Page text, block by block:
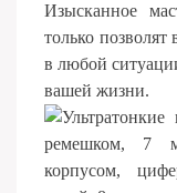
Изысканное
только позволят
в любой
вашей жизни.